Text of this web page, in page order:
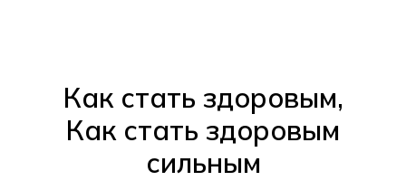
Как стать здоровым,
Как стать здоровым
сильным